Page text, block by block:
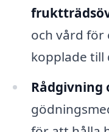
och vård
kopplade till
Rådgivning